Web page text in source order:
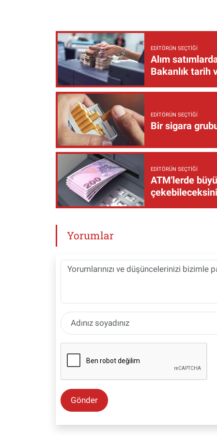
EDITÖRÜN SEÇTIĞI
Alım
Bakanlık tarih
EDITÖRÜN SEÇTIĞI
Bir sigara
EDITÖRÜN SEÇTIĞI
ATM'lerde
Yorumlar
Gönder